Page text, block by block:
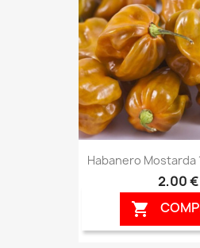
Habanero Mostarda
2,00 €
